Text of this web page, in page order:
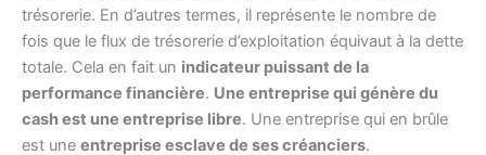
trésorerie. En d’autres termes, il représente le nombre de
fois que le flux de trésorerie d’exploitation équivaut à la dette
totale. Cela en fait un indicateur puissant de la
performance financière. Une entreprise qui génère du
cash est une entreprise libre. Une entreprise qui en brûle
est une entreprise esclave de ses créanciers.